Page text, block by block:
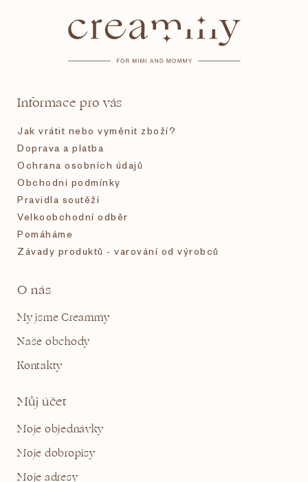
Informace pro vás
Jak vrátit nebo vyměnit zboží?
Doprava a platba
Ochrana osobních údajů
Obchodní podmínky
Pravidla soutěží
Velkoobchodní odběr
Pomáháme
Závady produktů - varování od výrobců
O nás
My jsme Creammy
Naše obchody
Kontakty
Můj účet
Moje objednávky
Moje dobropisy
Moje adresy